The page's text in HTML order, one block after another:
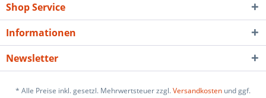
Shop Service
Informationen
Newsletter
* Alle Preise inkl. gesetzl. Mehrwertsteuer zzgl.Versandkosten und ggf.